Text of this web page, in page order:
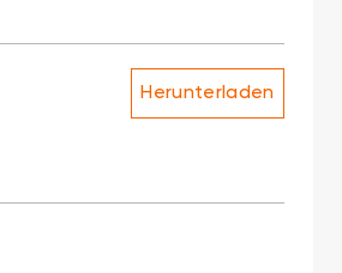
Herunterladen